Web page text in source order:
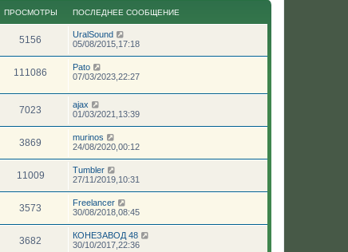
ПРОСМОТРЫ ПОСЛЕДНЕЕ СООБЩЕНИЕ
5156
UralSound
05/08/2015,17:18
111086
Pato
07/03/2023,22:27
7023
ajax
01/03/2021,13:39
3869
murinos
24/08/2020,00:12
11009
Tumbler
27/11/2019,10:31
3573
Freelancer
30/08/2018,08:45
3682
КОНЕЗАВОД 48
30/10/2017,22:36